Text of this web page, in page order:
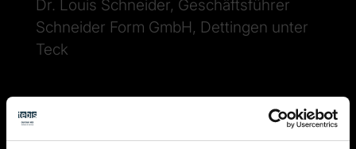
Dr. Louis Schneider, Geschäftsführer
Schneider Form GmbH, Dettingen unter
Teck